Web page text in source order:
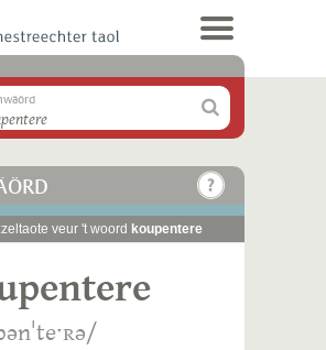
veur 't woord koupentere